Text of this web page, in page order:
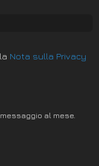
Nota sulla Privacy
al mese.